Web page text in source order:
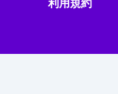
利用規約